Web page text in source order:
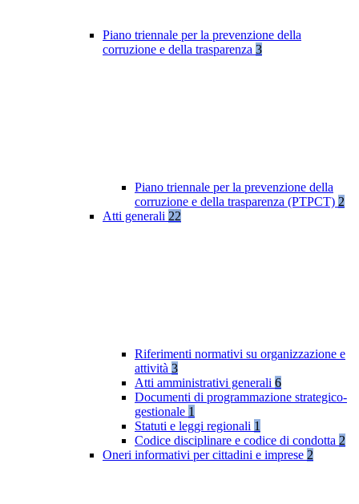
Piano triennale per la prevenzione della
corruzione e della trasparenza 3
Piano triennale per la prevenzione della
corruzione e della trasparenza (PTPCT) 2
Atti generali 22
Riferimenti normativi su organizzazione e
attività 3
Atti amministrativi generali 6
Documenti di programmazione strategico-
gestionale 1
Statuti e leggi regionali 1
Codice disciplinare e codice di condotta 2
Oneri informativi per cittadini e imprese 2